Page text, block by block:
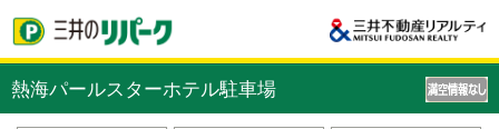
熱海パールスターホテル駐車場